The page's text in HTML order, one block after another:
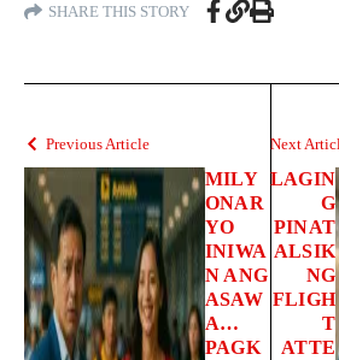
SHARE THIS STORY
Previous Article
MILY
ONAR
YO
INIWA
N ANG
ASAW
A…
PAGK
Next
LAGIN
G
PINAT
ALSIK
NG
FLIGH
T
ATTE